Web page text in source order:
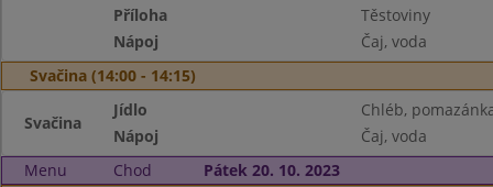
Příloha
Těstoviny
Nápoj
Čaj, voda
Svačina (14:00 - 14:15)
Svačina
Jídlo
Chléb,
Nápoj
Čaj, voda
Menu
Chod
Pátek 20. 10. 2023